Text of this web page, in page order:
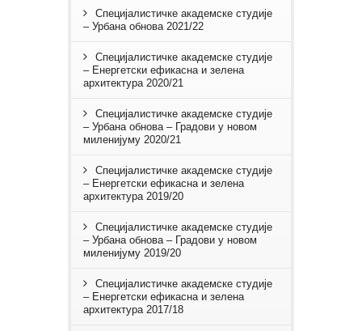
Специјалистичке академске студије
– Урбана обнова 2021/22
Специјалистичке академске студије
– Енергетски ефикасна и зелена
архитектура 2020/21
Специјалистичке академске студије
– Урбана обнова – Градови у новом
миленијуму 2020/21
Специјалистичке академске студије
– Енергетски ефикасна и зелена
архитектура 2019/20
Специјалистичке академске студије
– Урбана обнова – Градови у новом
миленијуму 2019/20
Специјалистичке академске студије
– Енергетски ефикасна и зелена
архитектура 2017/18